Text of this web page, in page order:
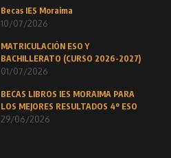
Becas IES Moraima
10/07/2026
MATRICULACIÓN ESO Y
BACHILLERATO (CURSO 2026-2027)
01/07/2026
BECAS LIBROS IES MORAIMA PARA
LOS MEJORES RESULTADOS 4º ESO
29/06/2026